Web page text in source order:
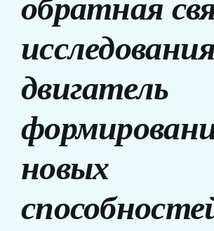
двигатель
новых